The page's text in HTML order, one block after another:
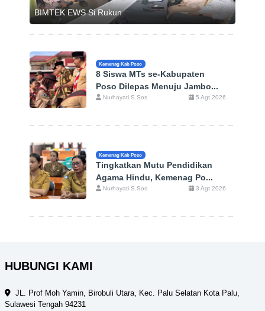
BIMTEK EWS Si Rukun
Kemenag Kab Poso
8 Siswa MTs se-Kabupaten
Poso Dilepas Menuju Jambo...
Nurhayati S.Sos 5 Agt 2026
Kemenag Kab Poso
Tingkatkan Mutu Pendidikan
Agama Hindu, Kemenag Po...
Nurhayati S.Sos 3 Agt 2026
HUBUNGI KAMI
JL. Prof Moh Yamin, Birobuli Utara, Kec. Palu Selatan Kota Palu,
Sulawesi Tengah 94231